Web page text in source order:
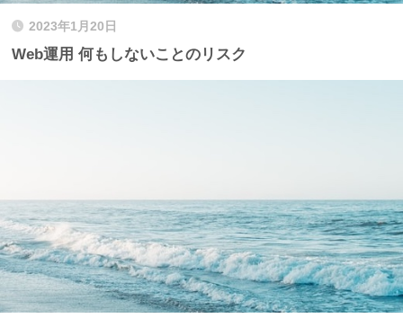
2023年1月20日
Web運用 何もしないことのリスク